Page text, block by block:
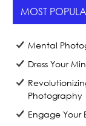
MOST
Mental
Dress Your
Photography
Engage Your